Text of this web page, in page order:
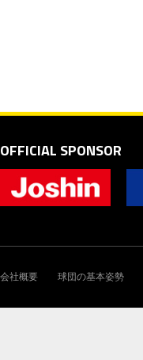
OFFICIAL SPONSOR
会社概要 球団の基本姿勢